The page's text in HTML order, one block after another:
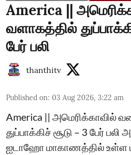
America ||
வளாகத்தில்
பேர் பலி
thanthitv
Published on: 03 Aug 2026, 3:22 am
America || அமெரிக்காவில்
துப்பாக்கிச் சூடு – 3 பேர்
ஐடாஹோ மாகாணத்தில் உள்ள